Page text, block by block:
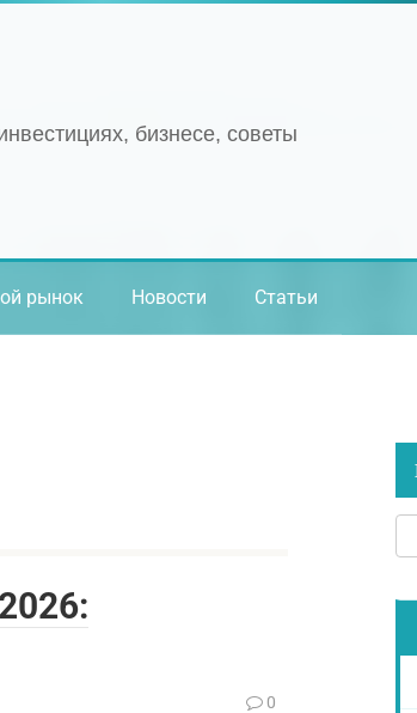
бизнесе, советы
рынок Новости Статьи
0